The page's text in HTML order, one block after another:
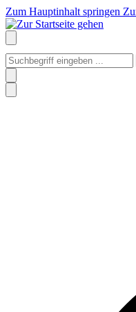
Zum Hauptinhalt springen